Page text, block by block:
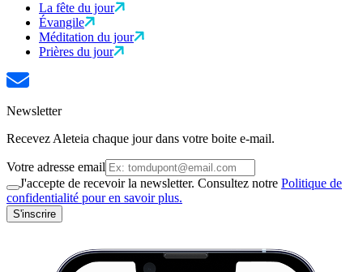
La fête du jour
Évangile
Méditation du jour
Prières du jour
Newsletter
Recevez Aleteia chaque jour dans votre boite e-mail.
Votre adresse email
J'accepte de recevoir la newsletter. Consultez notre Politique de
confidentialité pour en savoir plus.
S'inscrire